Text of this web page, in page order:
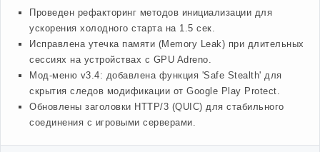
Проведен рефакторинг методов инициализации для
ускорения холодного старта на 1.5 сек.
Исправлена утечка памяти (Memory Leak) при длительных
сессиях на устройствах с GPU Adreno.
Мод-меню v3.4: добавлена функция 'Safe Stealth' для
скрытия следов модификации от Google Play Protect.
Обновлены заголовки HTTP/3 (QUIC) для стабильного
соединения с игровыми серверами.